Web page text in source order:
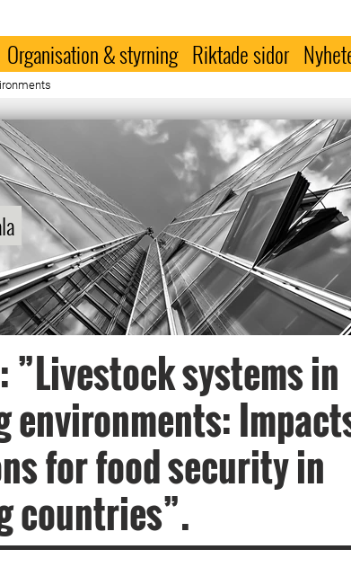
Organisation & styrning Riktade sidor
”Livestock systems in
environments:
for food security in
countries”.